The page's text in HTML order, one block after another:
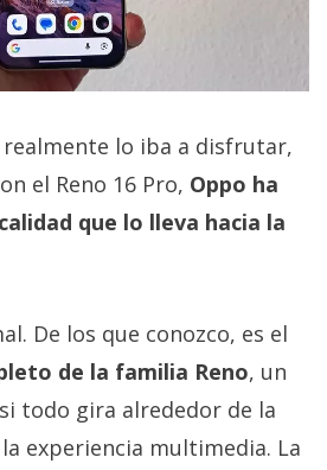
realmente lo iba a disfrutar,
el Reno 16 Pro, Oppo ha
que lo lleva hacia la
De los que conozco, es el
de la familia Reno, un
todo gira alrededor de la
experiencia multimedia. La